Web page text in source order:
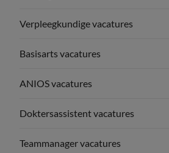
Verpleegkundige vacatures
Basisarts vacatures
ANIOS vacatures
Doktersassistent vacatures
Teammanager vacatures